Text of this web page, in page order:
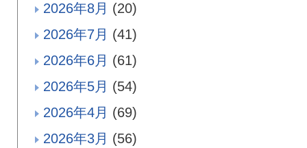
2026年8月 (20)
2026年7月 (41)
2026年6月 (61)
2026年5月 (54)
2026年4月 (69)
2026年3月 (56)